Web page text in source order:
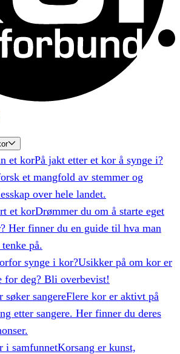
et korPå jakt etter et kor å synge i?
et mangfold av stemmer og
over hele landet.
et korDrømmer du om å starte eget
Her finner du en guide til hva man
på.
synge i kor?Usikker på om kor er
for deg? Bli overbevist!
søker sangereFlere kor er aktivt på
etter sangere. Her finner du deres
i samfunnetKorsang er kunst,